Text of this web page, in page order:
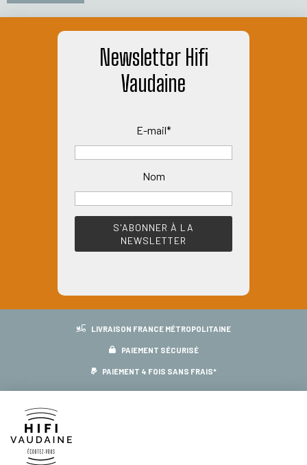
Newsletter Hifi
Vaudaine
E-mail*
Nom
LIVRAISON FRANCE MÉTROPOLITAINE
PAIEMENT SÉCURISÉ
PAIEMENT 4 FOIS SANS FRAIS*